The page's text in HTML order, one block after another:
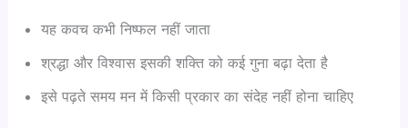
यह कवच कभी निष्फल नहीं जाता
श्रद्धा और विश्वास इसकी शक्ति को कई गुना बढ़ा देता है
इसे पढ़ते समय मन में किसी प्रकार का संदेह नहीं होना चाहिए